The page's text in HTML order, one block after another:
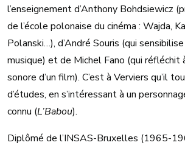
l’enseignement d’Anthony Bohdsiewicz
de l’école polonaise du cinéma : Wajda,
Polanski…), d’André Souris (qui
musique) et de Michel Fano (qui réfléchit
sonore d’un film). C’est à Verviers qu’il
d’études, en s’intéressant à un
connu (L’Babou).
Diplômé de l’INSAS-Bruxelles (1965-